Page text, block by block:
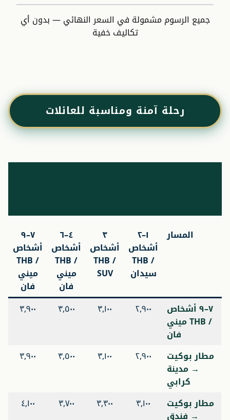
جميع الرسوم مشمولة في السعر النهائي — بدون أي
تكاليف خفية
رحلة آمنة ومناسبة للعائلات
المسار
١–٢
أشخاص
/ THB
سيدان
٣
أشخاص
/ THB
SUV
٤–٦
أشخاص
/ THB
ميني
فان
٧–٩
أشخاص
/ THB
ميني
فان
٧–٩ أشخاص
/ THB ميني
فان
٢,٩٠٠ ٣,١٠٠ ٣,٥٠٠ ٣,٩٠٠
مطار بوكيت
→ مدينة
كرابي
٢,٩٠٠ ٣,١٠٠ ٣,٥٠٠ ٣,٩٠٠
مطار بوكيت
→ فندق
٣,١٠٠ ٣,٣٠٠ ٣,٧٠٠ ٤,١٠٠